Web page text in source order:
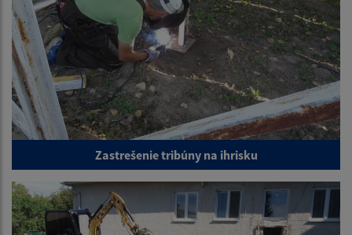
Zastrešenie tribúny na ihrisku